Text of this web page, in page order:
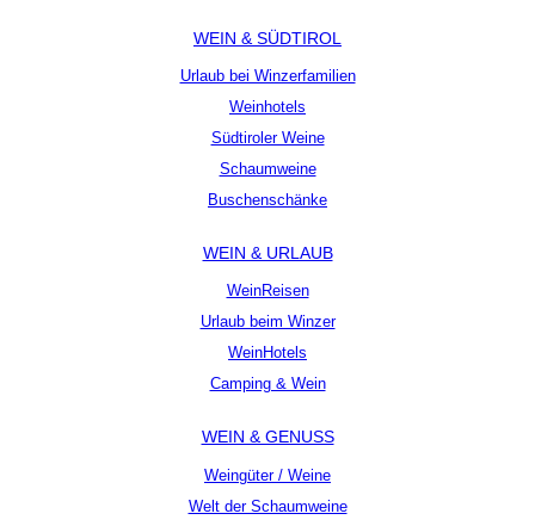
WEIN & SÜDTIROL
Urlaub bei Winzerfamilien
Weinhotels
Südtiroler Weine
Schaumweine
Buschenschänke
WEIN & URLAUB
WeinReisen
Urlaub beim Winzer
WeinHotels
Camping & Wein
WEIN & GENUSS
Weingüter / Weine
Welt der Schaumweine